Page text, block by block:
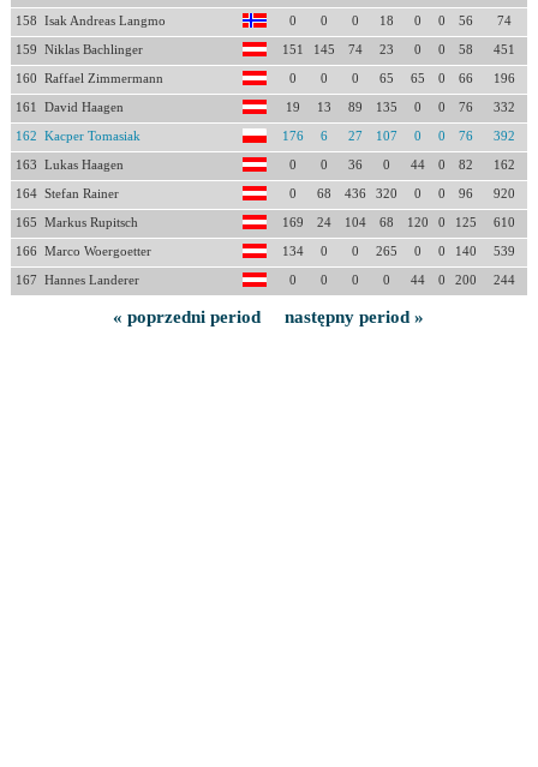
158 Isak Andreas Langmo 0 0 0 18 0 0 56 74
159 Niklas Bachlinger 151 145 74 23 0 0 58 451
160 Raffael Zimmermann 0 0 0 65 65 0 66 196
161 David Haagen 19 13 89 135 0 0 76 332
162 Kacper Tomasiak 176 6 27 107 0 0 76 392
163 Lukas Haagen 0 0 36 0 44 0 82 162
164 Stefan Rainer 0 68 436 320 0 0 96 920
165 Markus Rupitsch 169 24 104 68 120 0 125 610
166 Marco Woergoetter 134 0 0 265 0 0 140 539
167 Hannes Landerer 0 0 0 0 44 0 200 244
« poprzedni period następny period »